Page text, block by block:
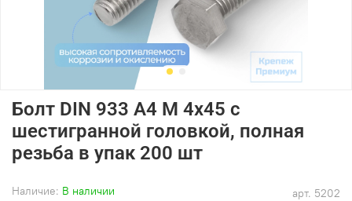
арт. 5202
Наличие: В наличии
Болт DIN 933 А4 M 4х45 с
шестигранной головкой, полная
резьба в упак 200 шт